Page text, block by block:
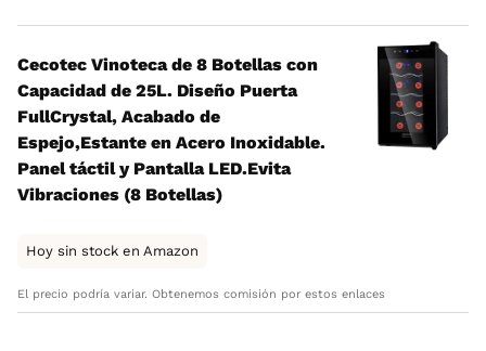
Cecotec Vinoteca de 8 Botellas con
Capacidad de 25L. Diseño Puerta
FullCrystal, Acabado de
Espejo,Estante en Acero Inoxidable.
Panel táctil y Pantalla LED.Evita
Vibraciones (8 Botellas)
Hoy sin stock en Amazon
El precio podría variar. Obtenemos comisión por estos enlaces